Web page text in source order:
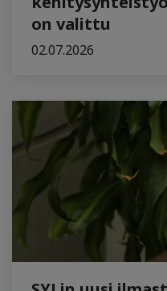
on valittu
02.07.2026